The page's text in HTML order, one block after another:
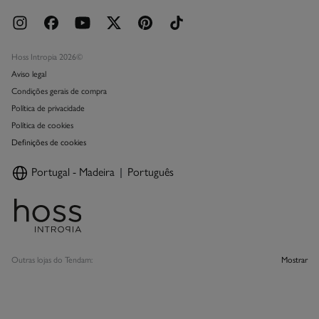
Hoss Intropia 2026©
Aviso legal
Condições gerais de compra
Política de privacidade
Política de cookies
Definições de cookies
Portugal - Madeira Português
Outras lojas do Tendam: Mostrar